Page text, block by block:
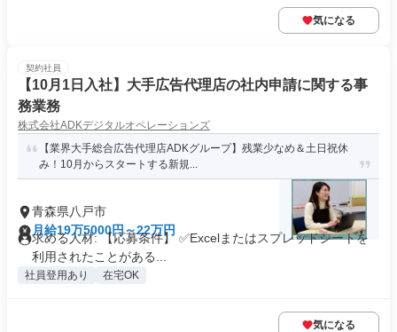
気になる
契約社員
【10月1日入社】大手広告代理店の社内申請に関する事
務業務
株式会社ADKデジタルオペレーションズ
【業界大手総合広告代理店ADKグループ】残業少なめ＆土日祝休
み！10月からスタートする新規...
青森県八戸市
月給19万5000円～22万円
求める人材: 【応募条件】 ✅Excelまたはスプレッドシートを
利用されたことがある...
社員登用あり 在宅OK
気になる